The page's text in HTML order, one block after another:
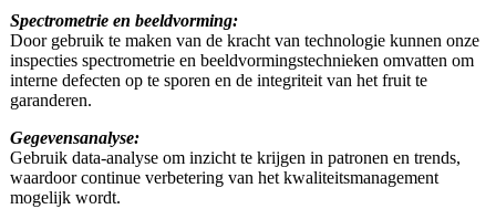
Spectrometrie en beeldvorming:
Door gebruik te maken van de kracht van technologie kunnen onze
inspecties spectrometrie en beeldvormingstechnieken omvatten om
interne defecten op te sporen en de integriteit van het fruit te
garanderen.
Gegevensanalyse:
Gebruik data-analyse om inzicht te krijgen in patronen en trends,
waardoor continue verbetering van het kwaliteitsmanagement
mogelijk wordt.